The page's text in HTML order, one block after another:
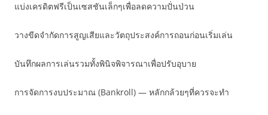
แบ่งเครดิตฟรีเป็นเซสชันเล็กๆเพื่อลดความปั่นป่วน
วางขีดจำกัดการสูญเสียและวัตถุประสงค์การถอนก่อนเริ่มเล่น
บันทึกผลการเล่นรวมทั้งพินิจพิจารณาเพื่อปรับอุบาย
การจัดการงบประมาณ (Bankroll) — หลักกล้วยๆที่ควรจะทำ